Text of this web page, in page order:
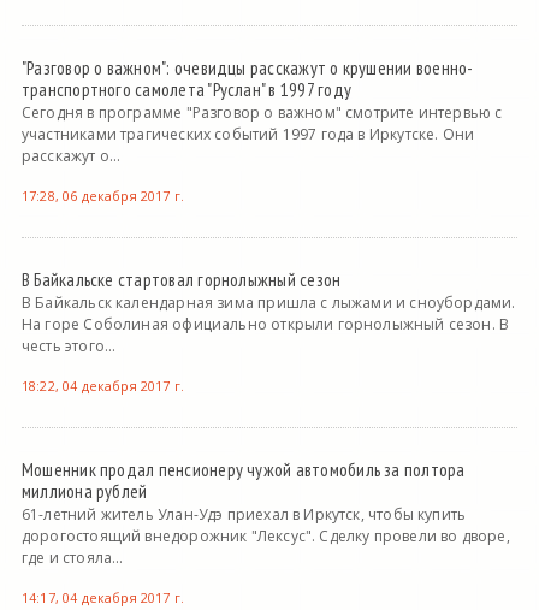
"Разговор о важном": очевидцы расскажут о крушении военно-
транспортного самолета "Руслан" в 1997 году
Сегодня в программе "Разговор о важном" смотрите интервью с
участниками трагических событий 1997 года в Иркутске. Они
расскажут о...
17:28, 06 декабря 2017 г.
В Байкальске стартовал горнолыжный сезон
В Байкальск календарная зима пришла с лыжами и сноубордами.
На горе Соболиная официально открыли горнолыжный сезон. В
честь этого...
18:22, 04 декабря 2017 г.
Мошенник продал пенсионеру чужой автомобиль за полтора
миллиона рублей
61-летний житель Улан-Удэ приехал в Иркутск, чтобы купить
дорогостоящий внедорожник "Лексус". Сделку провели во дворе,
где и стояла...
14:17, 04 декабря 2017 г.